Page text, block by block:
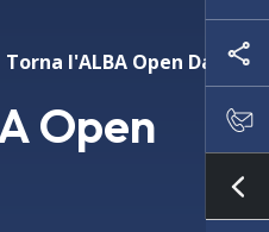
Torna l'ALBA Open Day!
Open